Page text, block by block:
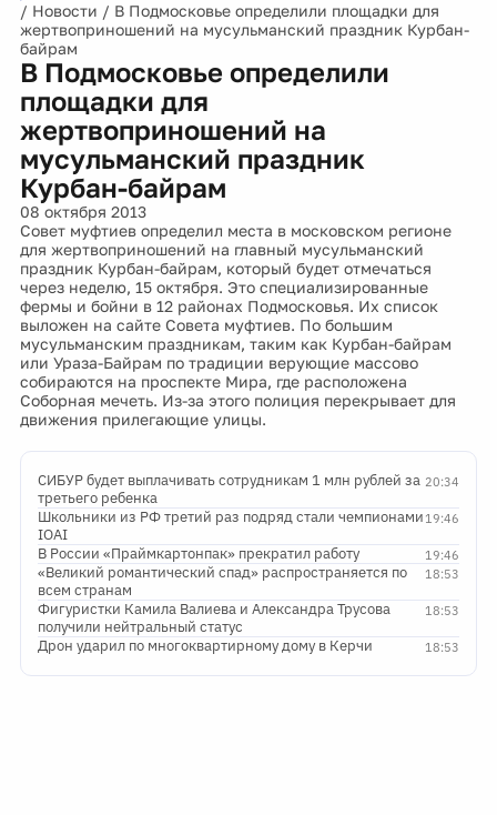
/ Новости / В Подмосковье определили площадки для
жертвоприношений на мусульманский праздник Курбан-
байрам
В Подмосковье определили
площадки для
жертвоприношений на
мусульманский праздник
Курбан-байрам
08 октября 2013
Совет муфтиев определил места в московском регионе
для жертвоприношений на главный мусульманский
праздник Курбан-байрам, который будет отмечаться
через неделю, 15 октября. Это специализированные
фермы и бойни в 12 районах Подмосковья. Их список
выложен на сайте Совета муфтиев. По большим
мусульманским праздникам, таким как Курбан-байрам
или Ураза-Байрам по традиции верующие массово
собираются на проспекте Мира, где расположена
Соборная мечеть. Из-за этого полиция перекрывает для
движения прилегающие улицы.
20:34
СИБУР будет выплачивать сотрудникам 1 млн рублей за
третьего ребенка
19:46
Школьники из РФ третий раз подряд стали чемпионами
IOAI
19:46
В России «Праймкартонпак» прекратил работу
18:53
«Великий романтический спад» распространяется по
всем странам
18:53
Фигуристки Камила Валиева и Александра Трусова
получили нейтральный статус
18:53
Дрон ударил по многоквартирному дому в Керчи